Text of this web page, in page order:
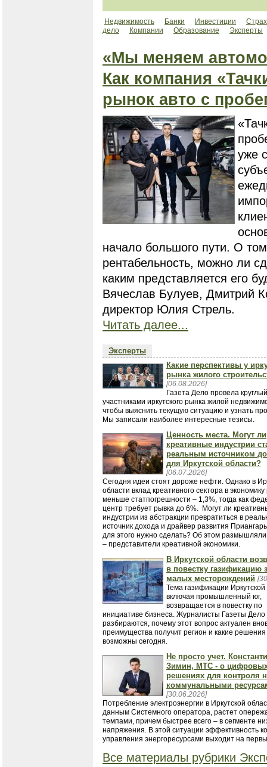
Недвижимость Банки Инвестиции
дело
Компании Образование Эксперты
«Мы меняем
Как компания
рынок авто с
уже
начало большого пути. О
рентабельность, можно ли
каким представляется его
Вячеслав Булуев, Дмитрий
директор Юлия Стрель.
Читать далее...
Эксперты
Какие перспективы у
рынка жилого
[06.08.2026]
Газета Дело провела
участниками иркутского рынка жилой
чтобы выяснить текущую ситуацию и узнать
Мы записали наиболее интересные тезисы.
Ценность места. Могут ли
креативные индустрии
реальным источником
для Иркутской области?
[06.07.2026]
Сегодня идеи стоят дороже нефти. Однако в
области вклад креативного сектора в экономику
меньше статпогрешности – 1,3%, тогда как
центр требует рывка до 6%. Могут ли
индустрии из абстракции превратиться в
источник дохода и драйвер развития
для этого нужно сделать? Об этом
– представители креативной экономики.
В Иркутской области
в повестку газификацию
малых месторождений
Тема газификации Иркутской
включая промышленный юг,
возвращается в повестку по
инициативе бизнеса. Журналисты Газеты Дело
разбираются, почему этот вопрос актуален
преимущества получит регион и какие решения
возможны сегодня.
Не просто учет.
Зимин, МТС - о
решениях для контроля
коммунальными
[30.06.2026]
Потребление электроэнергии в Иркутской
данным Системного оператора, растет
темпами, причем быстрее всего – в сегменте
напряжения. В этой ситуации эффективность
управления энергоресурсами выходит на
Все материалы рубрики